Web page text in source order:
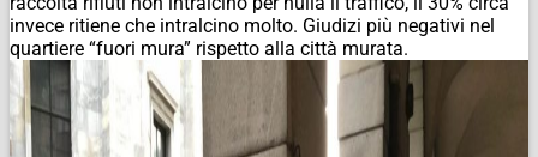
invece ritiene che intralcino molto. Giudizi più negativi nel
quartiere “fuori mura” rispetto alla città murata.